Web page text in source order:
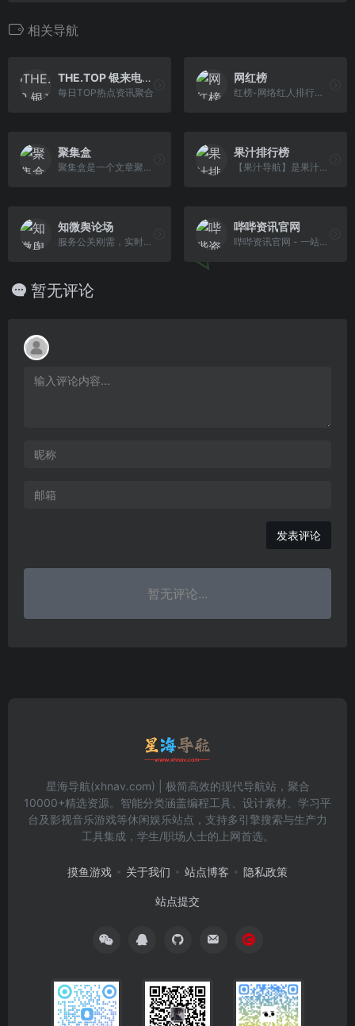
相关导航
THE.TOP 银来电子「拓扑排行榜」
每日TOP热点资讯聚合
网红榜
红榜-网络红人排行榜,新媒体排行榜,十大网络红人排名,按24大分类发布各自媒体平台真实,价值的网红榜单.✅
聚集盒
聚集盒是一个文章聚合平台，专注于从多个网站收集优质内容，为用户提供高效的RSS订阅服务。无论是博客、新闻、还是个性化兴趣主题，聚集盒让您轻松追 踪最新动态，开启更便捷的阅读体验！
果汁排行榜
【果汁导航】是果汁简约网络科技旗下的优质资源导航平台，涵盖了日常生活、娱乐、科技、知识、实用工具、考研、找工作等各个领域的优质站点。
知微舆论场
服务公关刚需，实时监测，一键预警订阅，打造“平台榜单-热点聚焦-订阅预警-热点分析”一体化
哔哔资讯官网
哔哔资讯官网 - 一站式新闻热榜聚合阅读
暂无评论
发表评论
暂无评论...
星海导航(xhnav.com) | 极简高效的现代导航站，聚合
10000+精选资源。智能分类涵盖编程工具、设计素材、学习平
台及影视音乐游戏等休闲娱乐站点，支持多引擎搜索与生产力
工具集成，学生/职场人士的上网首选。
摸鱼游戏 关于我们 站点博客 隐私政策
站点提交